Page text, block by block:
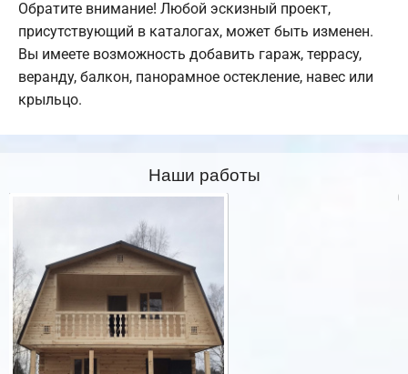
Обратите внимание! Любой эскизный проект,
присутствующий в каталогах, может быть изменен.
Вы имеете возможность добавить гараж, террасу,
веранду, балкон, панорамное остекление, навес или
крыльцо.
Наши работы